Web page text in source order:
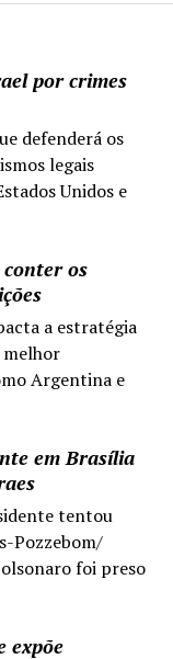
por crimes
defenderá os
legais
Unidos e
os
a estratégia
Argentina e
em Brasília
tentou
Pozzebom/
foi preso
expõe